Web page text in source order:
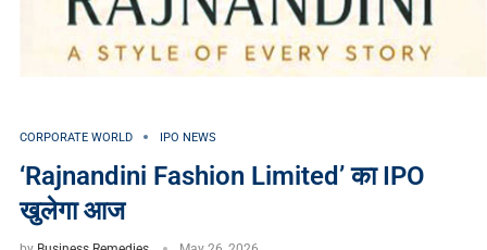
CORPORATE WORLD IPO NEWS
‘Rajnandini Fashion Limited’ का IPO
खुलेगा आज